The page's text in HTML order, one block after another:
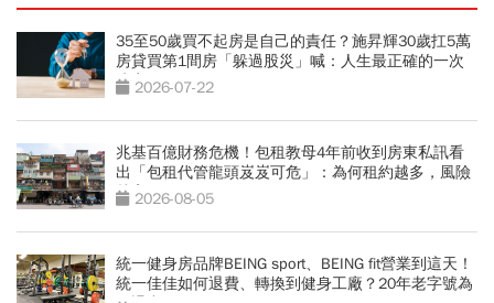
35至50歲買不起房是自己的責任？施昇輝30歲扛5萬
房貸買第1間房「躲過股災」喊：人生最正確的一次
決定2026-07-22
兆基百億財務危機！包租教母4年前收到房東私訊看
出「包租代管龍頭岌岌可危」：為何租約越多，風險
越高？
2026-08-05
統一健身房品牌BEING sport、BEING fit營業到這天！
統一佳佳如何退費、轉換到健身工廠？20年老字號為